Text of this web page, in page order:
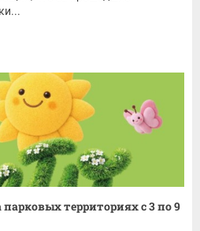
территориях с 3 по 9